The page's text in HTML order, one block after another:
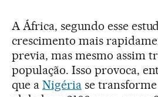
A África, segundo esse
crescimento mais
previa, mas mesmo assim
população. Isso provoca,
que a Nigériase